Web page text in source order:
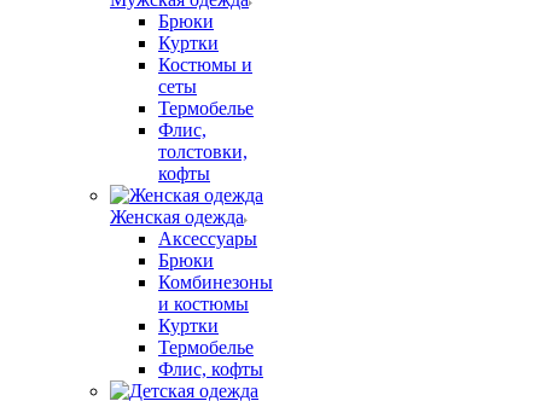
Брюки
Куртки
Костюмы и
сеты
Термобелье
Флис,
толстовки,
кофты
Женская одежда
Аксессуары
Брюки
Комбинезоны
и костюмы
Куртки
Термобелье
Флис, кофты